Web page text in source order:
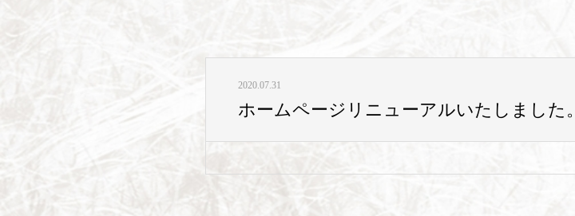
2020.07.31
ホームページリニューアルいたしました。